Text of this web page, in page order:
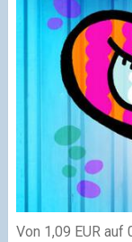
Von 1,09 EUR auf